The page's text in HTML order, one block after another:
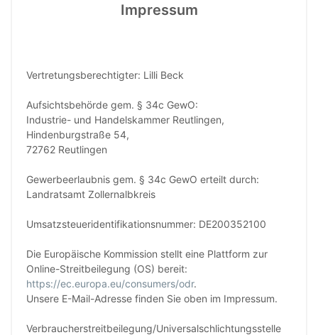
Impressum
Vertretungsberechtigter: Lilli Beck
Aufsichtsbehörde gem. § 34c GewO:
Industrie- und Handelskammer Reutlingen,
Hindenburgstraße 54,
72762 Reutlingen
Gewerbeerlaubnis gem. § 34c GewO erteilt durch:
Landratsamt Zollernalbkreis
Umsatzsteueridentifikationsnummer: DE200352100
Die Europäische Kommission stellt eine Plattform zur
Online-Streitbeilegung (OS) bereit:
https://ec.europa.eu/consumers/odr.
Unsere E-Mail-Adresse finden Sie oben im Impressum.
Verbraucher­streit­beilegung/Universal­schlichtungs­stelle